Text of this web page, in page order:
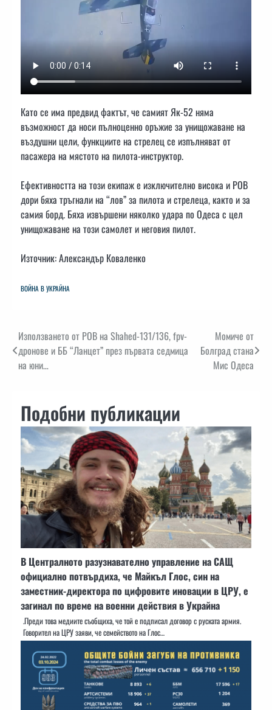
Като се има предвид фактът, че самият Як-52 няма
възможност да носи пълноценно оръжие за унищожаване на
въздушни цели, функциите на стрелец се изпълняват от
пасажера на мястото на пилота-инструктор.
Ефективността на този екипаж е изключително висока и РОВ
дори бяха тръгнали на “лов” за пилота и стрелеца, както и за
самия борд. Бяха извършени няколко удара по Одеса с цел
унищожаване на този самолет и неговия пилот.
Източник: Александър Коваленко
ВОЙНА В УКРАЙНА
Навигация
Използването от РОВ на Shahed-131/136, fpv-
дронове и ББ “Ланцет” през първата седмица
на юни…
Момиче от
Болград стана
Мис Одеса
Подобни публикации
В Централното разузнавателно управление на САЩ
официално потвърдиха, че Майкъл Глос, син на
заместник-директора по цифровите иновации в ЦРУ, е
загинал по време на военни действия в Украйна
.Преди това медиите съобщиха, че той е подписал договор с руската армия.
Говорител на ЦРУ заяви, че семейството на Глос…